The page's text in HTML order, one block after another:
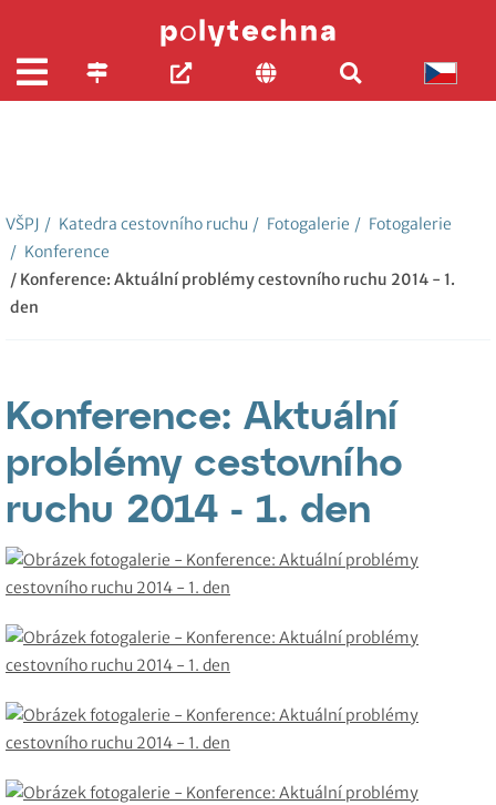
VŠPJ / Katedra cestovního ruchu / Fotogalerie / Fotogalerie
/ Konference
/ Konference: Aktuální problémy cestovního ruchu 2014 - 1.
den
Konference: Aktuální
problémy cestovního
ruchu 2014 - 1. den